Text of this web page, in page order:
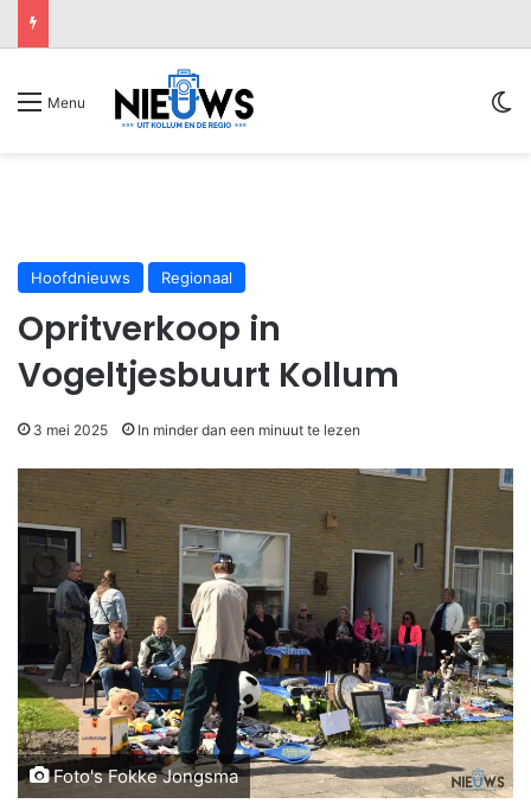
Menu
Hoofdnieuws Regionaal
Opritverkoop in
Vogeltjesbuurt Kollum
3 mei 2025 In minder dan een minuut te lezen
Foto's Fokke Jongsma